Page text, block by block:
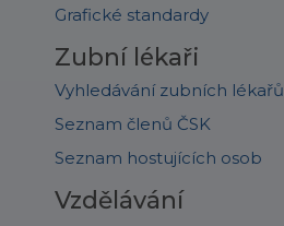
Grafické standardy
Zubní lékaři
Vyhledávání zubních lékařů
Seznam členů ČSK
Seznam hostujících osob
Vzdělávání